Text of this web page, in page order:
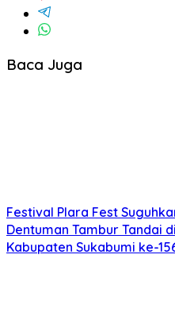
Baca Juga
Festival Plara Fest
Dentuman Tambur Tandai
Kabupaten Sukabumi ke-